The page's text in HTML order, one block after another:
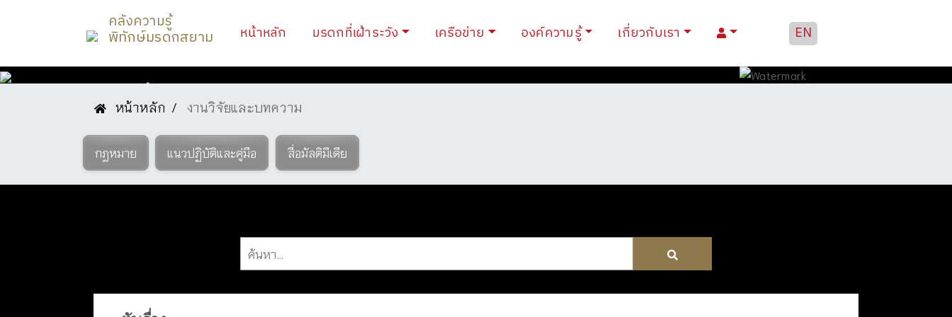
คลังความรู้
พิทักษ์มรดกสยาม หน้าหลัก (current)
มรดกที่เฝ้าระวัง เครือข่าย องค์ความรู้ เกี่ยวกับเรา EN
องค์ความรู้
หน้าหลัก งานวิจัยและบทความ
กฎหมาย แนวปฏิบัติและคู่มือ สื่อมัลติมีเดีย